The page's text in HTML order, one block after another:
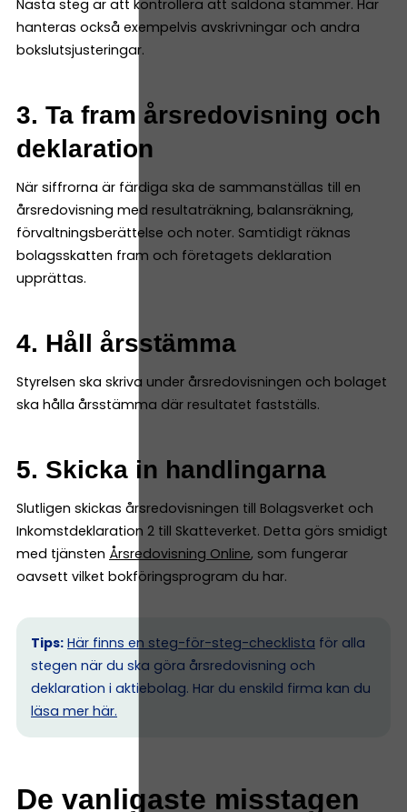
Nästa steg är att kontrollera att saldona stämmer. Här
hanteras också exempelvis avskrivningar och andra
bokslutsjusteringar.
3. Ta fram årsredovisning och
deklaration
När siffrorna är färdiga ska de sammanställas till en
årsredovisning med resultaträkning, balansräkning,
förvaltningsberättelse och noter. Samtidigt räknas
bolagsskatten fram och företagets deklaration
upprättas.
4. Håll årsstämma
Styrelsen ska skriva under årsredovisningen och bolaget
ska hålla årsstämma där resultatet fastställs.
5. Skicka in handlingarna
Slutligen skickas årsredovisningen till Bolagsverket och
Inkomstdeklaration 2 till Skatteverket. Detta görs smidigt
med tjänsten Årsredovisning Online, som fungerar
oavsett vilket bokföringsprogram du har.
Tips: Här finns en steg-för-steg-checklista för alla
stegen när du ska göra årsredovisning och
deklaration i aktiebolag. Har du enskild firma kan du
läsa mer här.
De vanligaste misstagen